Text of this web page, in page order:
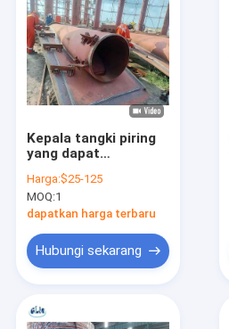
Kepala tangki piring
yang dapat
penekanan panas dan
penekanan dingin
untuk ketebalan
Harga:$25-125
MOQ:1
dapatkan harga terbaru
Hubungi sekarang